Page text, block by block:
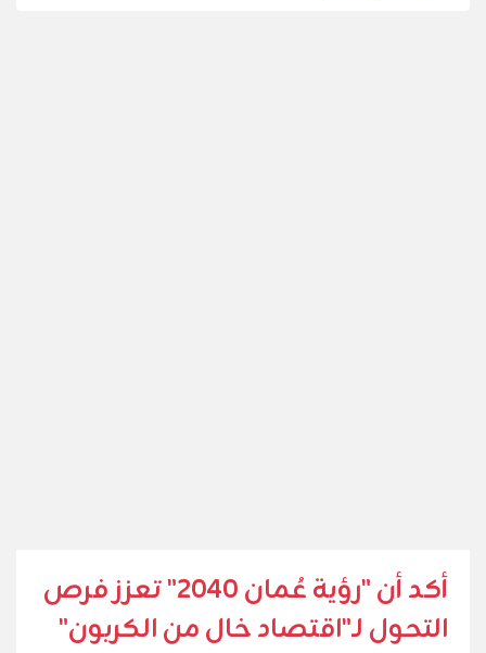
أكد أن "رؤية عُمان 2040" تعزز فرص
التحول لـ"اقتصاد خال من الكربون"